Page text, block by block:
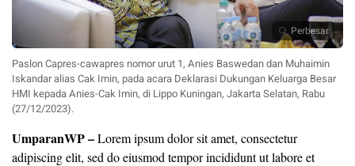
Perbesar
Paslon Capres-cawapres nomor urut 1, Anies Baswedan dan Muhaimin
Iskandar alias Cak Imin, pada acara Deklarasi Dukungan Keluarga Besar
HMI kepada Anies-Cak Imin, di Lippo Kuningan, Jakarta Selatan, Rabu
(27/12/2023).
UmparanWP–Lorem ipsum dolor sit amet, consectetur
adipiscing elit, sed do eiusmod tempor incididunt ut labore et